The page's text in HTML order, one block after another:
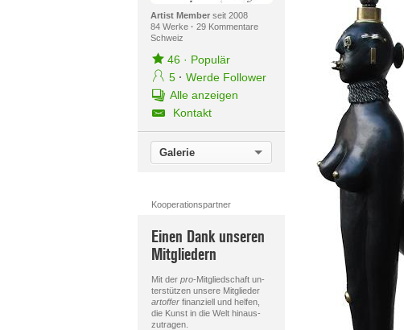
Artist Memberseit 2008
84 Werke · 29 Kommentare
Schweiz
46· Populär
5 · Werde Follower
Alle anzeigen
Kontakt
Galerie
Kooperationspartner
Einen Dank unseren
Mitgliedern
Mit der pro-Mitgliedschaft un-
terstützen unsere Mitglieder
artofferfinanziell und helfen,
die Kunst in die Welt hinaus-
zutragen.